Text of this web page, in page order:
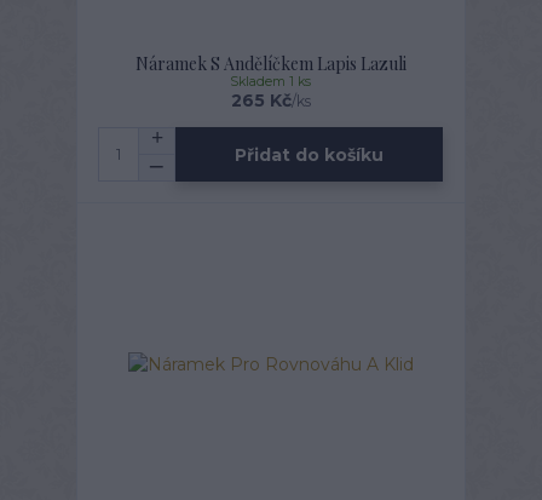
Náramek S Andělíčkem Lapis Lazuli
265 Kč/ks
Skladem 1 ks
Přidat do košíku